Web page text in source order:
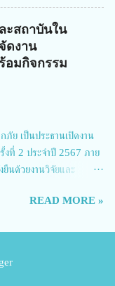
ทธาวุธ โพธา ผู้อำนวย
ภรณ์ เสาร์เรือน ผู้อำนวย
ผู้อำนวยการวิทยาลัย
ำนวยการวิทยาลัย
ผู้อำนวยการวิทยาลัย
ตาก นายจักรภพ กล่าว
หญ่พิเศษ มีความเป็นมาที่
องการควา...
ะสถาบันใน
ดงาน
อมกิจกรรม
ย เป็นประธานเปิดงาน
งที่ 2 ประจำปี 2567 ภาย
นด้วยงานวิจัยและ
2024: 'Towards
วัตกรรม" และ นางสาวศิริ
านระบบวิจัย ผู้อำนวย
READ MORE »